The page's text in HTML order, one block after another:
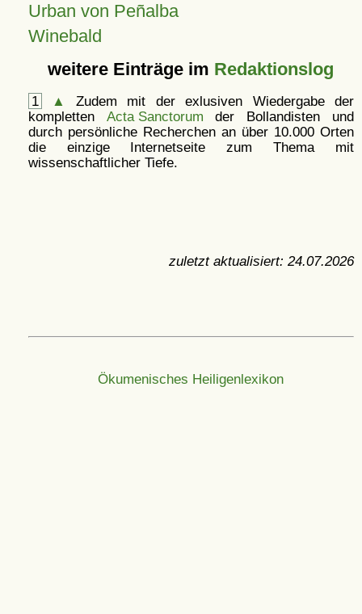
Urban von Peñalba
Winebald
weitere Einträge im Redaktionslog
1 ▲
Zudem mit der exlusiven Wiedergabe der
kompletten Acta Sanctorum der Bollandisten und
durch persönliche Recherchen an über 10.000 Orten
die einzige Internetseite zum Thema mit
wissenschaftlicher Tiefe.
zuletzt aktualisiert: 24.07.2026
Ökumenisches Heiligenlexikon